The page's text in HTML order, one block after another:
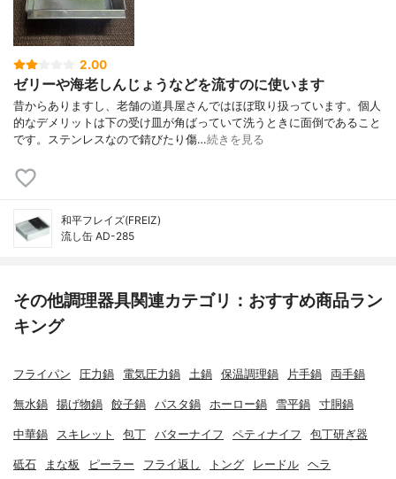
2.00
ゼリーや海老しんじょうなどを流すのに使います
昔からありますし、老舗の道具屋さんではほぼ取り扱っています。個人
的なデメリットは下の受け皿が角ばっていて洗うときに面倒であること
です。ステンレスなので錆びたり傷…続きを見る
和平フレイズ(FREIZ)
流し缶 AD-285
その他調理器具関連カテゴリ：おすすめ商品ラン
キング
フライパン 圧力鍋 電気圧力鍋 土鍋 保温調理鍋 片手鍋 両手鍋
無水鍋 揚げ物鍋 餃子鍋 パスタ鍋 ホーロー鍋 雪平鍋 寸胴鍋
中華鍋 スキレット 包丁 バターナイフ ペティナイフ 包丁研ぎ器
砥石 まな板 ピーラー フライ返し トング レードル ヘラ